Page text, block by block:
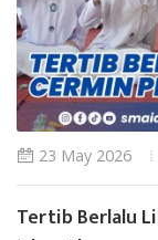
23 May 2026
Tertib Berlalu